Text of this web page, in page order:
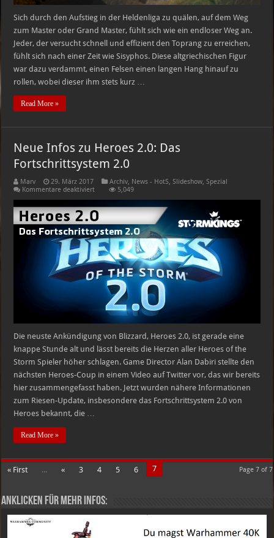
Sich durch den Aufstieg in der Heldenliga zu quälen, auf dem Weg
zum Master oder Grand Master, fühlt sich wie ein endloser Weg an.
Jeder, der versucht schnell und effizient den Toprang zu erreichen,
fühlt sich nach einer Zeit wie Sisyphos. Diese altgriechischen Figur
war dazu verdammt, einen Felsen einen langen Hang hinauf zu
rollen, wobei dieser ihm stets kurz …
Read More »
Neue Infos zu Heroes 2.0: Das
Fortschrittsystem 2.0
Marv 29. März 2017 Archiv, News - HotS,Slideshow,Spezial
Kommentare deaktiviertfür
Infos
zu
Heroes
2.0:
Das
Fortschrittsystem
2.0
5,049
Die neuste Ankündigung von Blizzard, Heroes 2.0, ist gerade eine
knappe Stunde alt und lässt bereits die Herzen aller Heroes of the
Storm Spieler höher schlagen. Game Director Alan Dabiri stellte den
nächsten Heroes-Coup in einem Video auf Twitter vor, das wir bereits
hier zusammengefasst haben. Jetzt wurden nähere Informationen
zum Riesen-Update, insbesondere das Fortschrittsystem 2.0 von
Heroes bekannt, die …
Read More »
Page 7 of 7
« First ... « 3 4 5 6 7
Anklicken für mehr Infos: